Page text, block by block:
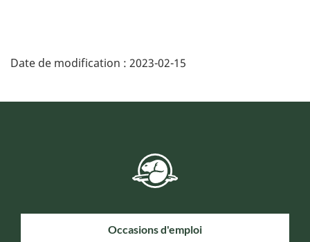
Date de modification : 2023-02-15
Occasions d'emploi